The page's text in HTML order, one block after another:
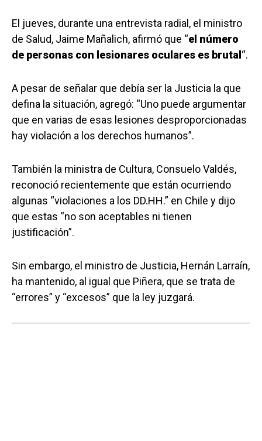
El jueves, durante una entrevista radial, el ministro
de Salud, Jaime Mañalich, afirmó que “el número
de personas con lesionares oculares es brutal“.
A pesar de señalar que debía ser la Justicia la que
defina la situación, agregó: “Uno puede argumentar
que en varias de esas lesiones desproporcionadas
hay violación a los derechos humanos”.
También la ministra de Cultura, Consuelo Valdés,
reconoció recientemente que están ocurriendo
algunas “violaciones a los DD.HH.” en Chile y dijo
que estas “no son aceptables ni tienen
justificación”.
Sin embargo, el ministro de Justicia, Hernán Larraín,
ha mantenido, al igual que Piñera, que se trata de
“errores” y “excesos” que la ley juzgará.